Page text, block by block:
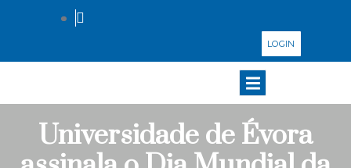
LOGIN
Universidade de Évora